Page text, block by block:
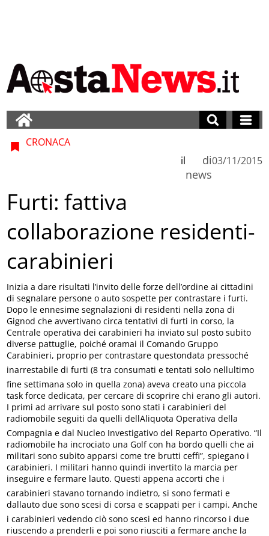
CRONACA
di
news
il 03/11/2015
Furti: fattiva
collaborazione residenti-
carabinieri
Inizia a dare risultati l’invito delle forze dell’ordine ai cittadini
di segnalare persone o auto sospette per contrastare i furti.
Dopo le ennesime segnalazioni di residenti nella zona di
Gignod che avvertivano circa tentativi di furti in corso, la
Centrale operativa dei carabinieri ha inviato sul posto subito
diverse pattuglie, poiché oramai il Comando Gruppo
Carabinieri, proprio per contrastare questondata pressoché
inarrestabile di furti (8 tra consumati e tentati solo nellultimo
fine settimana solo in quella zona) aveva creato una piccola
task force dedicata, per cercare di scoprire chi erano gli autori.
I primi ad arrivare sul posto sono stati i carabinieri del
radiomobile seguiti da quelli dellAliquota Operativa della
Compagnia e dal Nucleo Investigativo del Reparto Operativo. “Il
radiomobile ha incrociato una Golf con ha bordo quelli che ai
militari sono subito apparsi come tre brutti ceffi”, spiegano i
carabinieri. I militari hanno quindi invertito la marcia per
inseguire e fermare lauto. Questi appena accorti che i
carabinieri stavano tornando indietro, si sono fermati e
dallauto due sono scesi di corsa e scappati per i campi. Anche
i carabinieri vedendo ciò sono scesi ed hanno rincorso i due
riuscendo a prenderli e poi sono riusciti a fermare anche la